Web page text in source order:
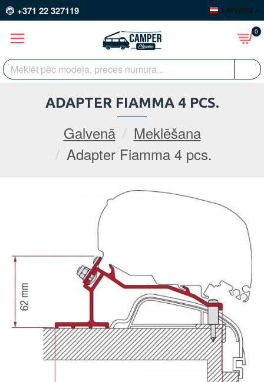
+371 22 327119 LATVIEŠU
0
Galvenā
Meklēšana
Adapter Fiamma 4 pcs.
ADAPTER FIAMMA 4 PCS.